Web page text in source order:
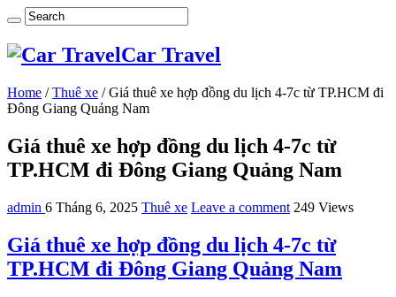
Car Travel
Home / Thuê xe / Giá thuê xe hợp đồng du lịch 4-7c từ TP.HCM đi
Đông Giang Quảng Nam
Giá thuê xe hợp đồng du lịch 4-7c từ
TP.HCM đi Đông Giang Quảng Nam
admin 6 Tháng 6, 2025 Thuê xe Leave a comment 249 Views
Giá thuê xe hợp đồng du lịch 4-7c từ
TP.HCM đi Đông Giang Quảng Nam